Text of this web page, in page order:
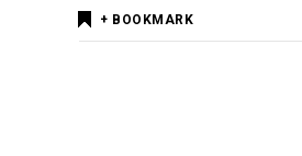
+ BOOKMARK